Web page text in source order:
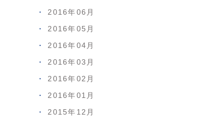
2016年06月
2016年05月
2016年04月
2016年03月
2016年02月
2016年01月
2015年12月